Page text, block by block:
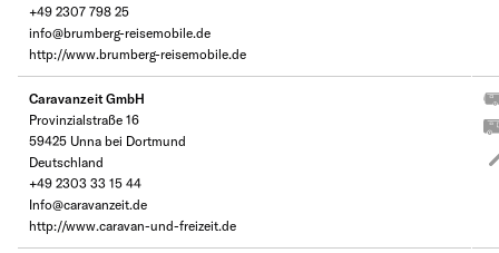
+49 2307 798 25
info@brumberg-reisemobile.de
http://www.brumberg-reisemobile.de
Caravanzeit GmbH
Provinzialstraße 16
59425 Unna bei Dortmund
Deutschland
+49 2303 33 15 44
Info@caravanzeit.de
http://www.caravan-und-freizeit.de